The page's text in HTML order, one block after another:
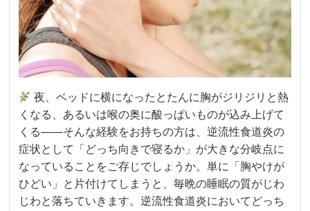
夜、ベッドに横になったとたんに胸がジリジリと熱
くなる、あるいは喉の奥に酸っぱいものが込み上げて
くる——そんな経験をお持ちの方は、逆流性食道炎の
症状として「どっち向きで寝るか」が大きな分岐点に
なっていることをご存じでしょうか。単に「胸やけが
ひどい」と片付けてしまうと、毎晩の睡眠の質がじわ
じわと落ちていきます。逆流性食道炎においてどっち